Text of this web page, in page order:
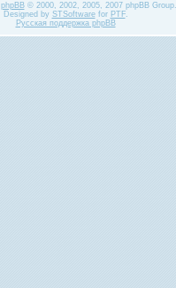
phpBB© 2000, 2002, 2005, 2007 phpBB Group.
Designed by STSoftwarefor PTF.
Русская поддержка phpBB